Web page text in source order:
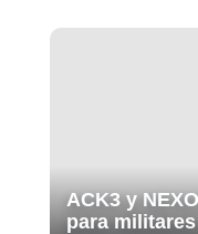
ACK3 y
para